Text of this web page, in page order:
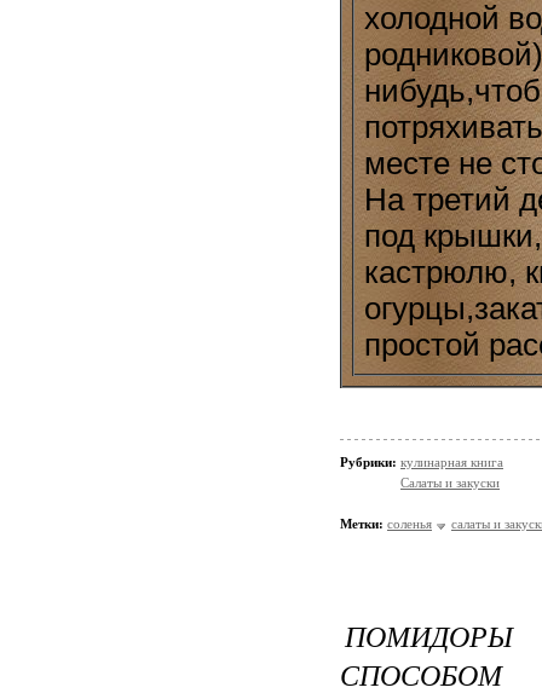
холодной
месте не
На третий
под
кастрюлю,
простой
Рубрики: кулинарная книга
Салаты и закуски
Метки: соленья салаты и
ПОМИДОРЫ
СПОСОБОМ